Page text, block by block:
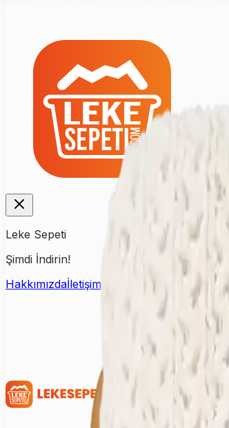
Leke Sepeti
Şimdi İndirin!
Hakkımızdaİletişim Kampanyalar